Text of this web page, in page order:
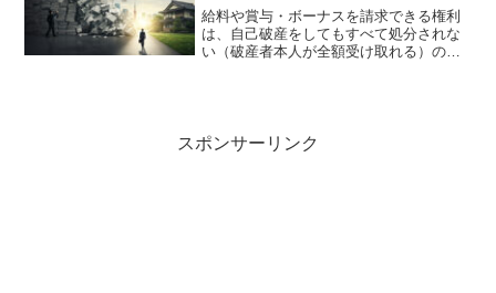
給料や賞与・ボーナスを請求できる権利
は、自己破産をしてもすべて処分されな
い（破産者本人が全額受け取れる）のが
スポンサーリンク